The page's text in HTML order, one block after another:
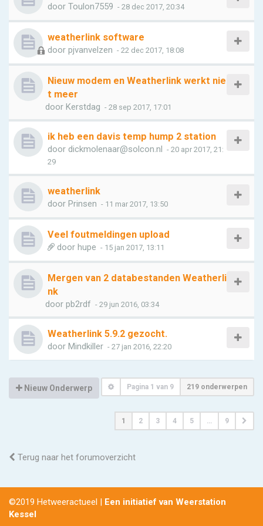
door Toulon7559 - 28 dec 2017, 20:34
weatherlink software
door pjvanvelzen - 22 dec 2017, 18:08
Nieuw modem en Weatherlink werkt nie
t meer
door Kerstdag - 28 sep 2017, 17:01
ik heb een davis temp hump 2 station
door dickmolenaar@solcon.nl - 20 apr 2017, 21:
29
weatherlink
door Prinsen - 11 mar 2017, 13:50
Veel foutmeldingen upload
door hupe - 15 jan 2017, 13:11
Mergen van 2 databestanden Weatherli
nk
door pb2rdf - 29 jun 2016, 03:34
Weatherlink 5.9.2 gezocht.
door Mindkiller - 27 jan 2016, 22:20
Nieuw Onderwerp Pagina 1 van 9 219 onderwerpen
1 2 3 4 5 … 9
Terug naar het forumoverzicht
©2019 Hetweeractueel | Een initiatief van Weerstation
Kessel